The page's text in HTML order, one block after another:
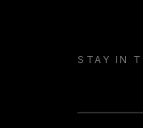
STAY IN